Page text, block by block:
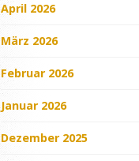
April 2026
März 2026
Februar 2026
Januar 2026
Dezember 2025